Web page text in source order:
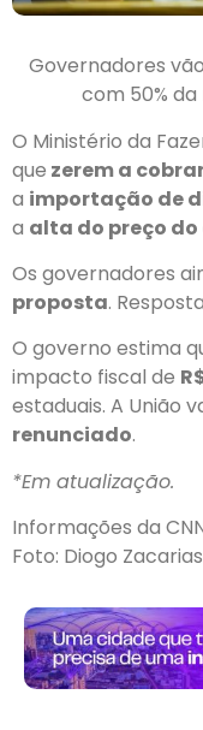
Governadores
com 50%
O Ministério da
que zerem a
a importação de
a alta do preço
Os governadores
proposta.
O governo estima
impacto fiscal de
estaduais. A União
renunciado.
*Em atualização.
Informações da
Foto: Diogo Zacarias